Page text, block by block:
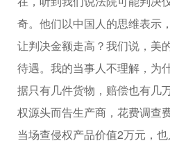
奇。他们以中国人的思维表示
让判决金额走高？我们说，美
待遇。我的当事人不理解，为
据只有几件货物，赔偿也有几
权源头而告生产商，花费调查
当场查侵权产品价值2万元，